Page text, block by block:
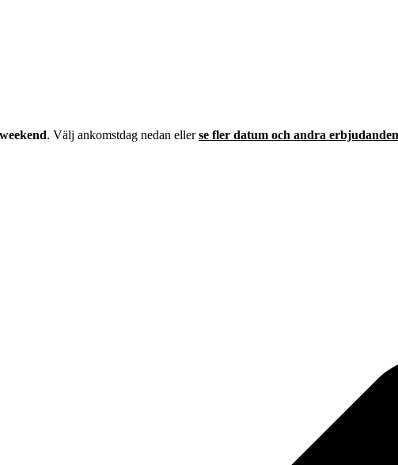
. Välj ankomstdag nedan ellerse fler datum och andra